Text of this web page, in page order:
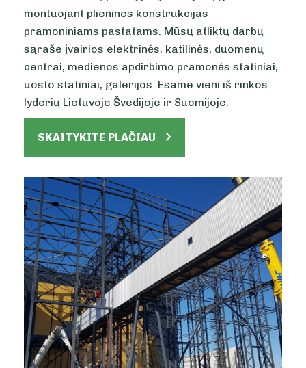
montuojant plienines konstrukcijas
pramoniniams pastatams. Mūsų atliktų darbų
sąraše įvairios elektrinės, katilinės, duomenų
centrai, medienos apdirbimo pramonės statiniai,
uosto statiniai, galerijos. Esame vieni iš rinkos
lyderių Lietuvoje Švedijoje ir Suomijoje.
SKAITYKITE PLAČIAU